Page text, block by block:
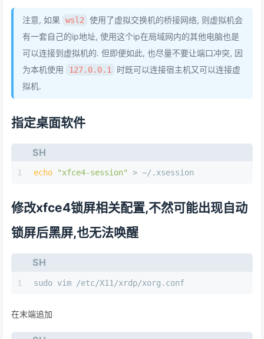
注意, 如果 wsl2 使用了虚拟交换机的桥接网络, 则虚拟机会
有一套自己的ip地址, 使用这个ip在局域网内的其他电脑也是
可以连接到虚拟机的. 但即便如此, 也尽量不要让端口冲突, 因
为本机使用
127.0.0.1
时既可以连接宿主机又可以连接虚
拟机.
指定桌面软件
SH
1 echo "xfce4-session" > ~/.xsession
修改xfce4锁屏相关配置,不然可能出现自动
锁屏后黑屏,也无法唤醒
SH
1 sudo vim /etc/X11/xrdp/xorg.conf
在末端追加